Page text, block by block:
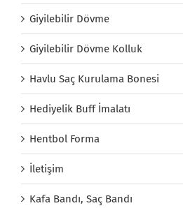
Giyilebilir Dövme
Giyilebilir Dövme Kolluk
Havlu Saç Kurulama Bonesi
Hediyelik Buff İmalatı
Hentbol Forma
İletişim
Kafa Bandı, Saç Bandı